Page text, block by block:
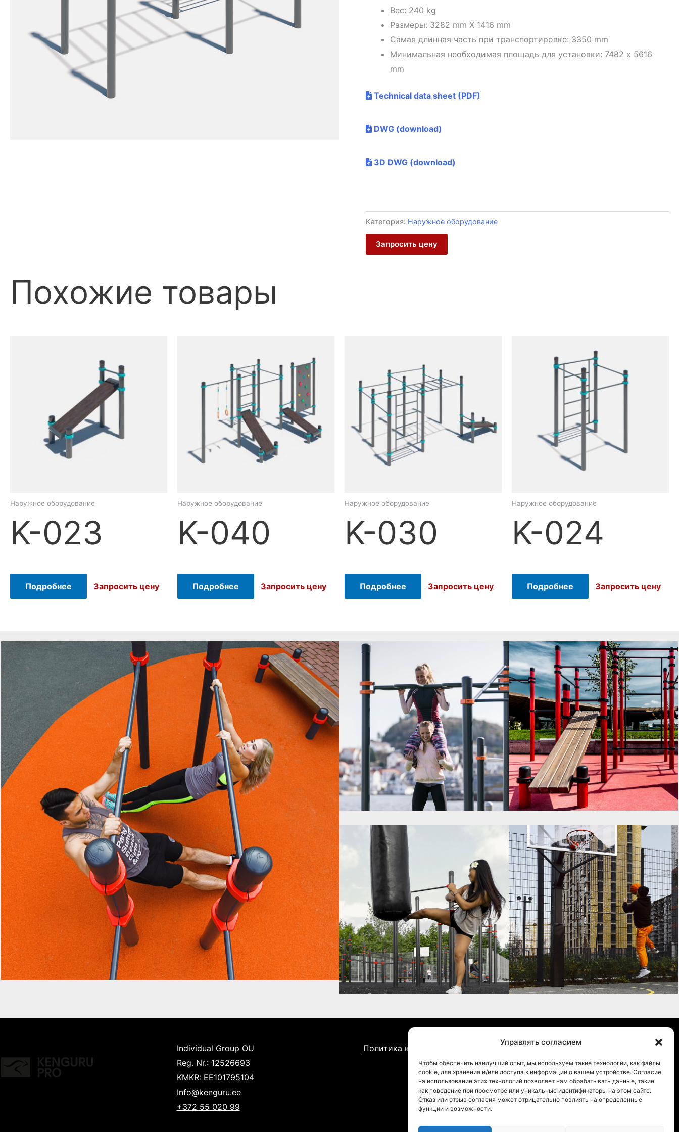
Управлять согласием
Чтобы обеспечить наилучший опыт, мы используем такие технологии, как файлы
cookie, для хранения и/или доступа к информации о вашем устройстве. Согласие
на использование этих технологий позволяет нам обрабатывать данные, такие
как поведение при просмотре или уникальные идентификаторы на этом сайте.
Отказ или отзыв согласия может отрицательно повлиять на определенные
функции и возможности.
Вес: 240 kg
Размеры: 3282 mm X 1416 mm
Самая длинная часть при транспортировке: 3350 mm
Минимальная необходимая площадь для установки: 7482 x 5616
mm
Technical data sheet (PDF)
DWG (download)
3D DWG (download)
Категория: Наружное оборудование
Запросить цену
Похожие товары
Запросить цену
Наружное оборудование
K-023
Подробнее Запросить цену
Наружное оборудование
K-040
Подробнее Запросить цену
Наружное оборудование
K-030
Подробнее Запросить цену
Наружное оборудование
K-024
Подробнее
Individual Group OU
Reg. Nr.: 12526693
KMKR: EE101795104
Info@kenguru.ee
+372 55 020 99
Политика конфиденциальности